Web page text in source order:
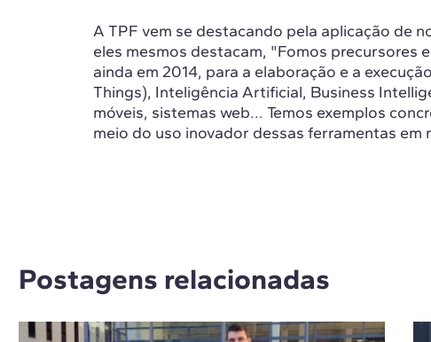
A TPF vem se destacando pela aplicação de
eles mesmos destacam, "Fomos precursores
ainda em 2014, para a elaboração e a
Things), Inteligência Artificial, Business
móveis, sistemas web... Temos exemplos
meio do uso inovador dessas ferramentas em
Postagens relacionadas